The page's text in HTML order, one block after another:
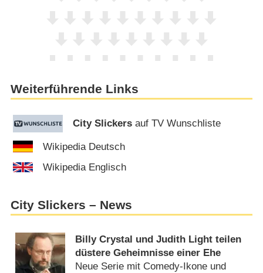
Weiterführende Links
City Slickers auf TV Wunschliste
Wikipedia Deutsch
Wikipedia Englisch
City Slickers – News
Billy Crystal und Judith Light teilen
düstere Geheimnisse einer Ehe
Neue Serie mit Comedy-Ikone und